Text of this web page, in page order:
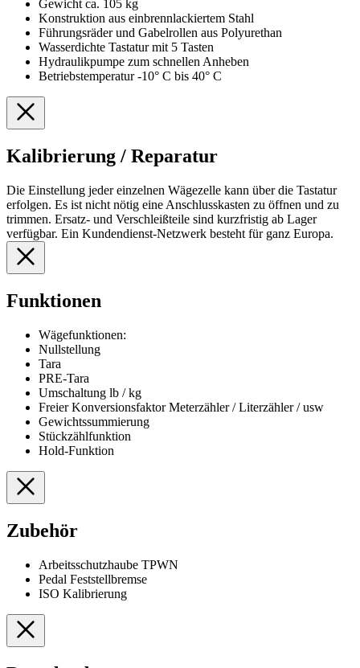
Gewicht ca. 105 kg
Konstruktion aus einbrennlackiertem Stahl
Führungsräder und Gabelrollen aus Polyurethan
Wasserdichte Tastatur mit 5 Tasten
Hydraulikpumpe zum schnellen Anheben
Betriebstemperatur -10° C bis 40° C
Kalibrierung / Reparatur
Die Einstellung jeder einzelnen Wägezelle kann über die Tastatur
erfolgen. Es ist nicht nötig eine Anschlusskasten zu öffnen und zu
trimmen. Ersatz- und Verschleißteile sind kurzfristig ab Lager
verfügbar. Ein Kundendienst-Netzwerk besteht für ganz Europa.
Funktionen
Wägefunktionen:
Nullstellung
Tara
PRE-Tara
Umschaltung lb / kg
Freier Konversionsfaktor Meterzähler / Literzähler / usw
Gewichtssummierung
Stückzählfunktion
Hold-Funktion
Zubehör
Arbeitsschutzhaube TPWN
Pedal Feststellbremse
ISO Kalibrierung